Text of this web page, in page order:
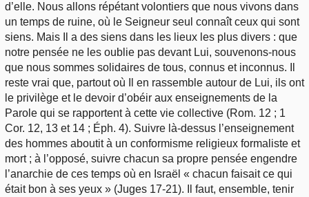
d’elle. Nous allons répétant volontiers que nous vivons dans
un temps de ruine, où le Seigneur seul connaît ceux qui sont
siens. Mais Il a des siens dans les lieux les plus divers : que
notre pensée ne les oublie pas devant Lui, souvenons-nous
que nous sommes solidaires de tous, connus et inconnus. Il
reste vrai que, partout où Il en rassemble autour de Lui, ils ont
le privilège et le devoir d’obéir aux enseignements de la
Parole qui se rapportent à cette vie collective (Rom. 12 ; 1
Cor. 12, 13 et 14 ; Éph. 4). Suivre là-dessus l’enseignement
des hommes aboutit à un conformisme religieux formaliste et
mort ; à l’opposé, suivre chacun sa propre pensée engendre
l’anarchie de ces temps où en Israël « chacun faisait ce qui
était bon à ses yeux » (Juges 17-21). Il faut, ensemble, tenir